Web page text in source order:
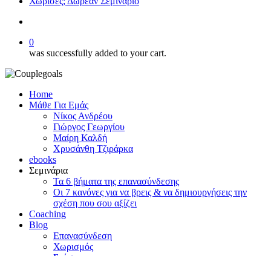
0
was successfully added to your cart.
Home
Μάθε Για Εμάς
Νίκος Ανδρέου
Γιώργος Γεωργίου
Μαίρη Καλδή
Χρυσάνθη Τζιράρκα
ebooks
Σεμινάρια
Τα 6 βήματα της επανασύνδεσης
Οι 7 κανόνες για να βρεις & να δημιουργήσεις την
σχέση που σου αξίζει
Coaching
Blog
Επανασύνδεση
Χωρισμός